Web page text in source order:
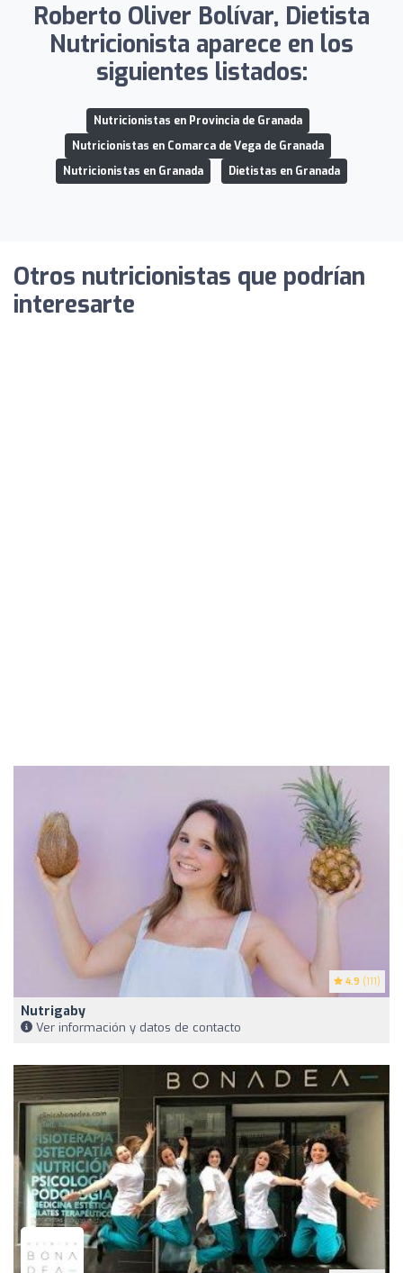
Roberto Oliver Bolívar, Dietista
Nutricionista aparece en los
siguientes listados:
Nutricionistas en Provincia de Granada
Nutricionistas en Comarca de Vega de Granada
Nutricionistas en Granada
Dietistas en Granada
Otros nutricionistas que podrían
interesarte
4.9 (111)
Nutrigaby
Ver información y datos de contacto